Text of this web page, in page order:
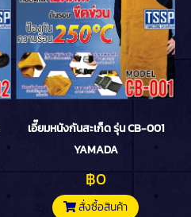
เอี๊ยมหนังกันสะเก็ด รุ่น CB-001
YAMADA
฿0
สั่งซื้อสินค้า